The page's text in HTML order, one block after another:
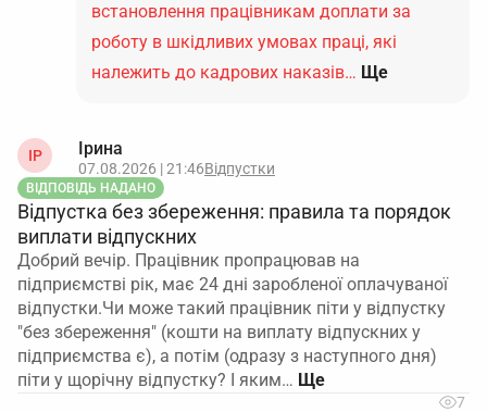
встановлення працівникам доплати за
роботу в шкідливих умовах праці, які
належить до кадрових наказів… Ще
ІР Ірина
07.08.2026 | 21:46Відпустки
ВІДПОВІДЬ НАДАНО
Відпустка без збереження: правила та порядок
виплати відпускних
Добрий вечір. Працівник пропрацював на
підприємстві рік, має 24 дні заробленої оплачуваної
відпустки.Чи може такий працівник піти у відпустку
"без збереження" (кошти на виплату відпускних у
підприємства є), а потім (одразу з наступного дня)
піти у щорічну відпустку? І яким…
7